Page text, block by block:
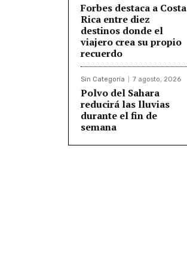
Forbes destaca a Costa
Rica entre diez
destinos donde el
viajero crea su propio
recuerdo
Sin Categoría 7 agosto, 2026
Polvo del Sahara
reducirá las lluvias
durante el fin de
semana